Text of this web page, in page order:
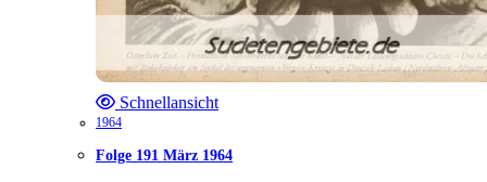
Schnellansicht
1964
Folge 191 März 1964